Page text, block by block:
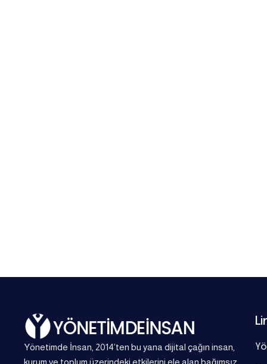
Yönetimde İnsan, 2014’ten bu yana dijital çağın insan,
kurum ve toplum üzerindeki etkilerini ele alan bağımsız